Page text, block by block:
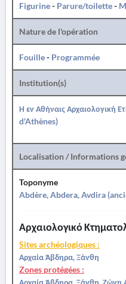
Figurine- Parure/toilette-
Nature de l'opération
Fouille- Programmée
Institution(s)
Η εν Αθήναις Αρχαιολογική
d'Athènes)
Localisation / Informations
Toponyme
Abdère, Abdera, Avdira
Αρχαιολογικό
Sites archéologiques :
Αρχαία Άβδηρα, Ξάνθη
Zones protégées :
Αρχαία Άβδηρα, Ξάνθη, Ζώνη